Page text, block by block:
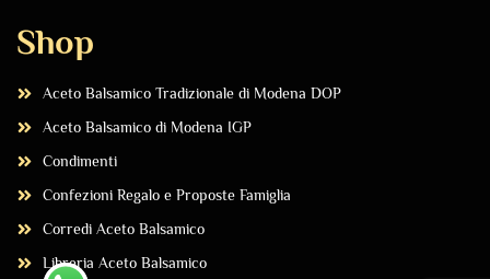
Shop
Aceto Balsamico Tradizionale di Modena DOP
Aceto Balsamico di Modena IGP
Condimenti
Confezioni Regalo e Proposte Famiglia
Corredi Aceto Balsamico
Libreria Aceto Balsamico